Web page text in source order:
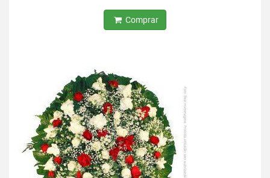
Comprar